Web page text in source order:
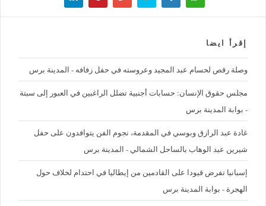
إقرأ ايضا
وصلة رقص لحسام عبد المجيد وعروسته في حفل زفافه - المدينة برس
مجلس حقوق الإنسان: حسابات أجنبية تضلل الراغبين في العبور إلى سبتة
- بوابة المدينة برس
غادة عبد الرازق وبوسي في المقدمة، نجوم الفن يتوافدون على حفل
شيرين عبد الوهاب بالساحل الشمالي - المدينة برس
إسبانيا تفرض قيودا على القادمين من إيطاليا في احتدام لخلاف حول
الهجرة - بوابة المدينة برس